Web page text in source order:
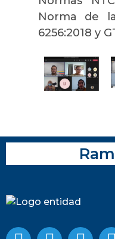
Norma de
6256:2018 y